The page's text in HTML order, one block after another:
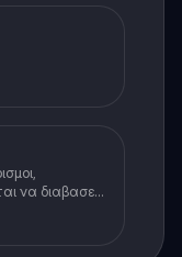
να διαβασεις